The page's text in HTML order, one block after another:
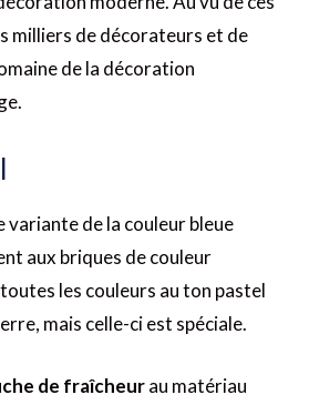
milliers de décorateurs et de
de la décoration
variante de la couleur bleue
aux briques de couleur
les couleurs au ton pastel
mais celle-ci est spéciale.
de fraîcheurau matériau